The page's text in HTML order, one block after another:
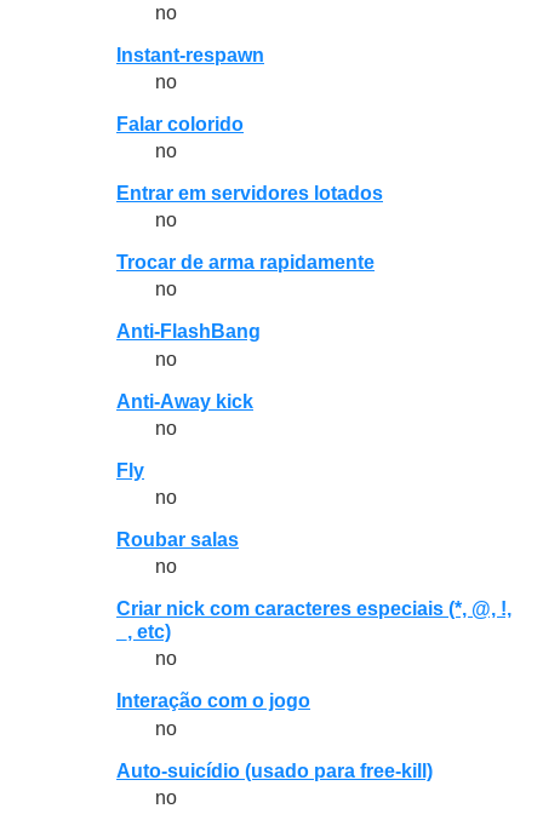
no
Instant-respawn
no
Falar colorido
no
Entrar em servidores lotados
no
Trocar de arma rapidamente
no
Anti-FlashBang
no
Anti-Away kick
no
Fly
no
Roubar salas
no
Criar nick com caracteres especiais (*, @, !,
_, etc)
no
Interação com o jogo
no
Auto-suicídio (usado para free-kill)
no